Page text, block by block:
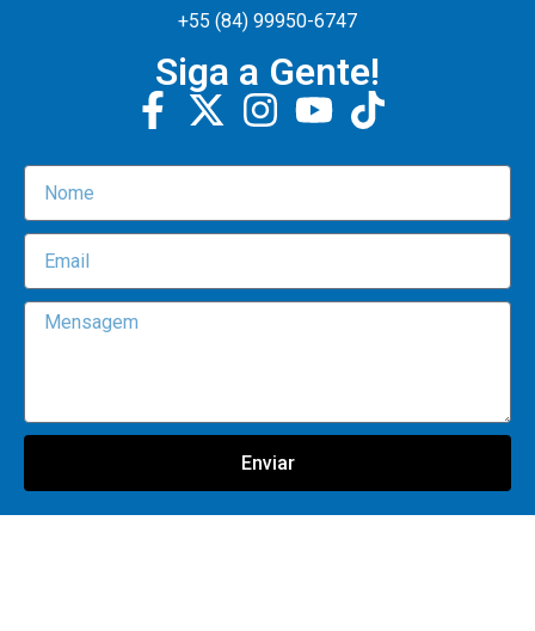
+55 (84) 99950-6747
Siga a Gente!
Enviar